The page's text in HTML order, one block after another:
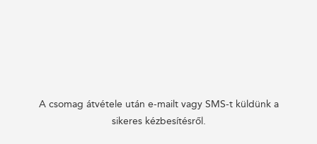
A csomag átvétele után e-mailt vagy SMS-t küldünk a
sikeres kézbesítésről.